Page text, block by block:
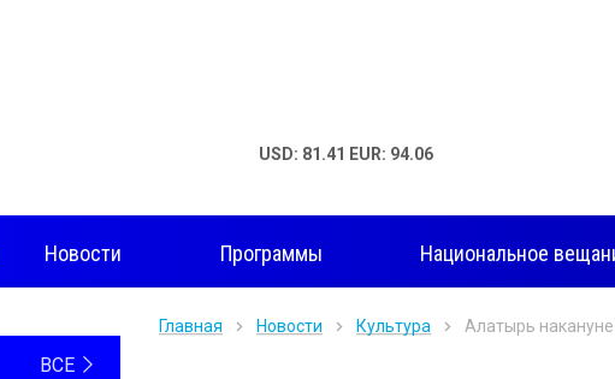
USD: 81.41 EUR: 94.06
Новости Программы Национальное
ВСЕ
Главная Новости Культура Алатырь